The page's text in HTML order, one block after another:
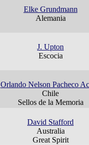
Elke Grundmann
Alemania
J. Upton
Escocia
Orlando Nelson Pacheco
Chile
Sellos de la Memoria
David Stafford
Australia
Great Spirit